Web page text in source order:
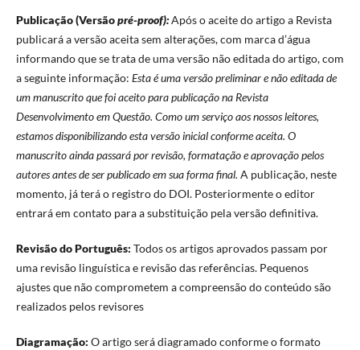
Publicação (Versãopré-proof):Após o aceite do artigo a Revista
publicará a versão aceita sem alterações, com marca d’água
informando que se trata de uma versão não editada do artigo, com
a seguinte informação: Esta é uma versão preliminar e não editada de
um manuscrito que foi aceito para publicação na Revista
Desenvolvimento em Questão. Como um serviço aos nossos leitores,
estamos disponibilizando esta versão inicial conforme aceita. O
manuscrito ainda passará por revisão, formatação e aprovação pelos
autores antes de ser publicado em sua forma final. A publicação, neste
momento, já terá o registro do DOI. Posteriormente o editor
entrará em contato para a substituição pela versão definitiva.
Revisão do Português: Todos os artigos aprovados passam por
uma revisão linguística e revisão das referências. Pequenos
ajustes que não comprometem a compreensão do conteúdo são
realizados pelos revisores
Diagramação: O artigo será diagramado conforme o formato